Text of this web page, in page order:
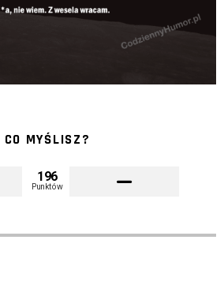
CO MYŚLISZ?
196
Punktów